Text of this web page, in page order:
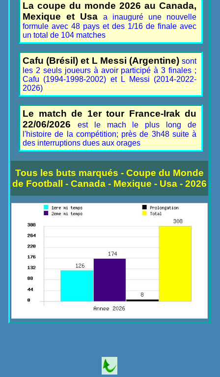
La coupe du monde 2026 au Canada,
Mexique et Usaa inauguré une nouvelle
formule avec 48 pays et des 1/16 de finale avec
un total de 104 matches
Cafu (Brésil) et L Messi (Argentine)sont
les 2 seuls joueurs à avoir participé à 3 finales ;
Cafu (1994-1998-2002) et L Messi (2014-2022-
2026)
Le match de 1er tour France-Irak du
22/06/2026
est le mach le plus long de
l'histoire de la compétition; près de 3h48 suite à
des interruptions dues aux orages
Tous les buts marqués - Coupe du Monde
de Football - Canada - Mexique - Usa - 2026